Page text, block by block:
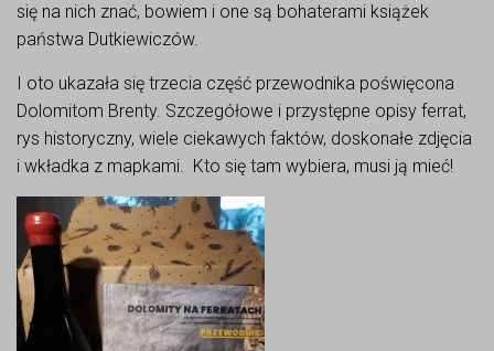
się na nich znać, bowiem i one są bohaterami książek
państwa Dutkiewiczów.
I oto ukazała się trzecia część przewodnika poświęcona
Dolomitom Brenty. Szczegółowe i przystępne opisy ferrat,
rys historyczny, wiele ciekawych faktów, doskonałe zdjęcia
i wkładka z mapkami. Kto się tam wybiera, musi ją mieć!